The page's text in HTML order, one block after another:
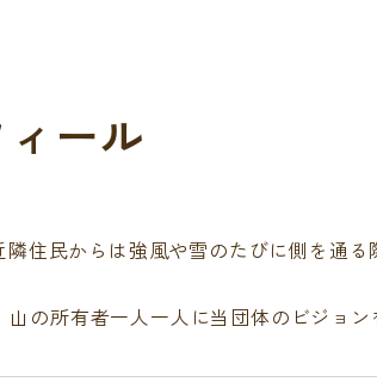
ール
住民からは強風や雪のたびに側を通
の所有者一人一人に当団体のビジョ